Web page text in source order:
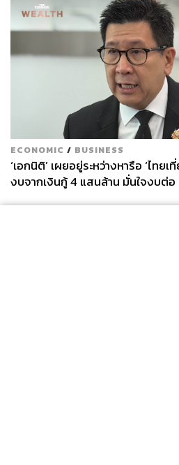
ECONOMIC / BUSINESS
‘เอกนิติ’ เผยอยู่ระหว่างหารือ ‘ไทย
งบจากเงินกู้ 4 แสนล้าน มั่นใจงบต่อ